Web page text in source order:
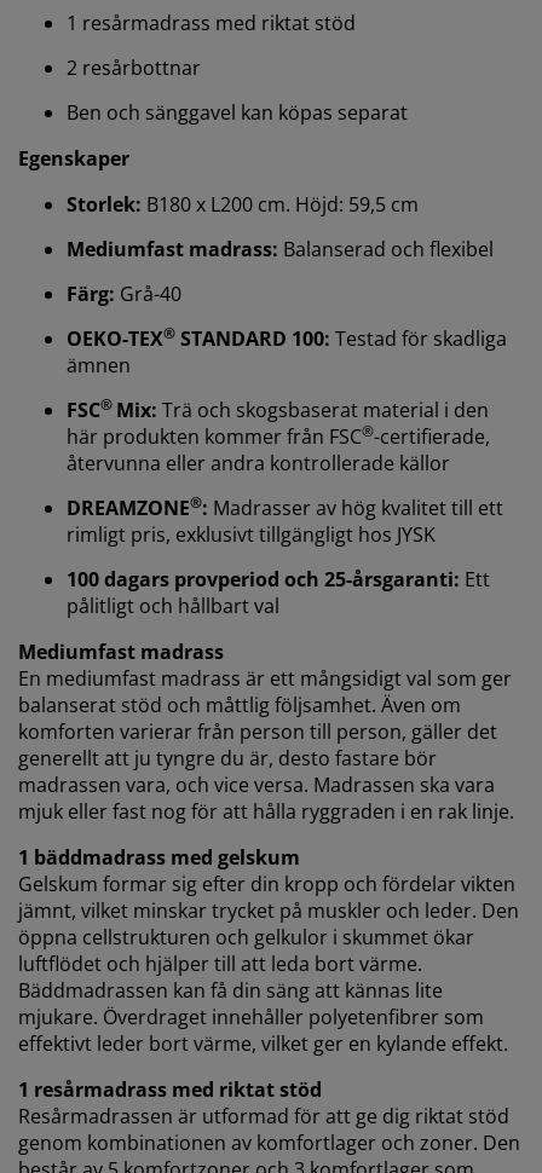
1 resårmadrass med riktat stöd
2 resårbottnar
Ben och sänggavel kan köpas separat
Egenskaper
Storlek: B180 x L200 cm. Höjd: 59,5 cm
Mediumfast madrass: Balanserad och flexibel
Färg: Grå-40
OEKO-TEX® STANDARD 100: Testad för skadliga
ämnen
FSC® Mix: Trä och skogsbaserat material i den
här produkten kommer från FSC®-certifierade,
återvunna eller andra kontrollerade källor
DREAMZONE®: Madrasser av hög kvalitet till ett
rimligt pris, exklusivt tillgängligt hos JYSK
100 dagars provperiod och 25-årsgaranti: Ett
pålitligt och hållbart val
Mediumfast madrass
En mediumfast madrass är ett mångsidigt val som ger
balanserat stöd och måttlig följsamhet. Även om
komforten varierar från person till person, gäller det
generellt att ju tyngre du är, desto fastare bör
madrassen vara, och vice versa. Madrassen ska vara
mjuk eller fast nog för att hålla ryggraden i en rak linje.
1 bäddmadrass med gelskum
Gelskum formar sig efter din kropp och fördelar vikten
jämnt, vilket minskar trycket på muskler och leder. Den
öppna cellstrukturen och gelkulor i skummet ökar
luftflödet och hjälper till att leda bort värme.
Bäddmadrassen kan få din säng att kännas lite
mjukare. Överdraget innehåller polyetenfibrer som
effektivt leder bort värme, vilket ger en kylande effekt.
1 resårmadrass med riktat stöd
Resårmadrassen är utformad för att ge dig riktat stöd
genom kombinationen av komfortlager och zoner. Den
Vi personifierar din upplevelse
På JYSK använder vi cookies och mobilidentifierare för
att säkerställa en bra upplevelse när du besöker vår
webbplats. Cookies samlar in information om dig för
marknadsföring.
att dela dina webbläsardata med
marknadsföringspartners (t.ex. Google, Meta och
kan läsa mer om ändamålen under "Ändra" och välja
att återkalla ditt samtycke genom att klicka på cookie-
ikonen. Genom att klicka på "Acceptera alla" samtycker
du till alla tre syftena. Läs mer om vår insamling och
behandling av personuppgifter och vårcookiepolicy